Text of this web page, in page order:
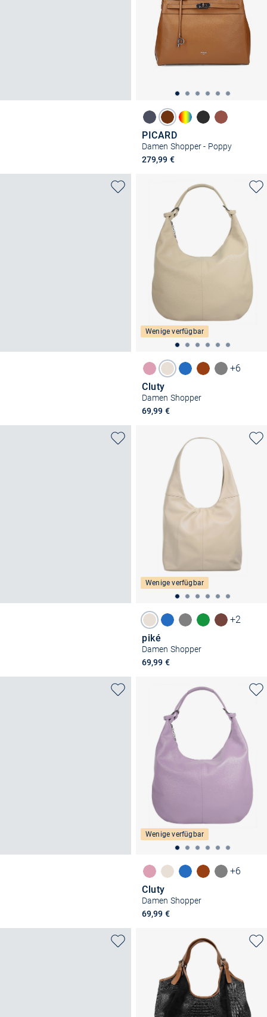
PICARD
Damen Shopper - Poppy
279,99 €
Wenige verfügbar
+6
Cluty
Damen Shopper
69,99 €
Wenige verfügbar
+2
piké
Damen Shopper
69,99 €
Wenige verfügbar
+6
Cluty
Damen Shopper
69,99 €